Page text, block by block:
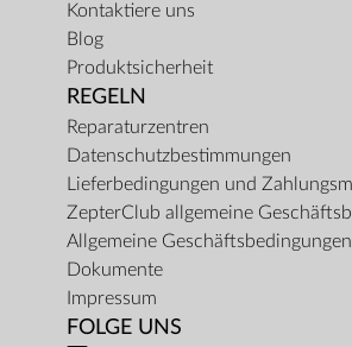
Kontaktiere uns
Blog
Produktsicherheit
REGELN
Reparaturzentren
Datenschutzbestimmungen
Lieferbedingungen und
ZepterClub allgemeine
Allgemeine Geschäftsbedingungen
Dokumente
Impressum
FOLGE UNS